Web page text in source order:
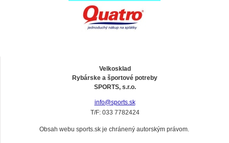
Velkosklad
Rybárske a športové potreby
SPORTS, s.r.o.
info@sports.sk
T/F: 033 7782424
Obsah webu sports.sk je chránený autorským právom.